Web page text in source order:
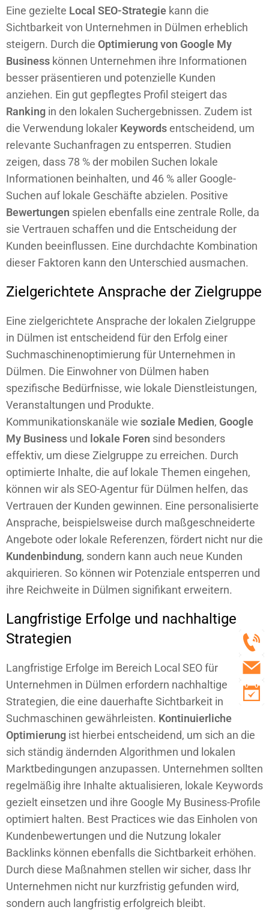
Eine gezielte Local SEO-Strategie kann die
Sichtbarkeit von Unternehmen in Dülmen erheblich
steigern. Durch die Optimierung von Google My
Business können Unternehmen ihre Informationen
besser präsentieren und potenzielle Kunden
anziehen. Ein gut gepflegtes Profil steigert das
Ranking in den lokalen Suchergebnissen. Zudem ist
die Verwendung lokaler Keywordsentscheidend, um
relevante Suchanfragen zu entsperren. Studien
zeigen, dass 78 % der mobilen Suchen lokale
Informationen beinhalten, und 46 % aller Google-
Suchen auf lokale Geschäfte abzielen. Positive
Bewertungen spielen ebenfalls eine zentrale Rolle, da
sie Vertrauen schaffen und die Entscheidung der
Kunden beeinflussen. Eine durchdachte Kombination
dieser Faktoren kann den Unterschied ausmachen.
Zielgerichtete Ansprache der Zielgruppe
Eine zielgerichtete Ansprache der lokalen Zielgruppe
in Dülmen ist entscheidend für den Erfolg einer
Suchmaschinenoptimierung für Unternehmen in
Dülmen. Die Einwohner von Dülmen haben
spezifische Bedürfnisse, wie lokale Dienstleistungen,
Veranstaltungen und Produkte.
Kommunikationskanäle wie soziale Medien, Google
My Business und lokale Foren sind besonders
effektiv, um diese Zielgruppe zu erreichen. Durch
optimierte Inhalte, die auf lokale Themen eingehen,
können wir als SEO-Agentur für Dülmen helfen, das
Vertrauen der Kunden gewinnen. Eine personalisierte
Ansprache, beispielsweise durch maßgeschneiderte
Angebote oder lokale Referenzen, fördert nicht nur die
Kundenbindung, sondern kann auch neue Kunden
akquirieren. So können wir Potenziale entsperren und
ihre Reichweite in Dülmen signifikant erweitern.
Langfristige Erfolge und nachhaltige
Strategien
Langfristige Erfolge im Bereich Local SEO für
Unternehmen in Dülmen erfordern nachhaltige
Strategien, die eine dauerhafte Sichtbarkeit in
Suchmaschinen gewährleisten. Kontinuierliche
Optimierung ist hierbei entscheidend, um sich an die
sich ständig ändernden Algorithmen und lokalen
Marktbedingungen anzupassen. Unternehmen sollten
regelmäßig ihre Inhalte aktualisieren, lokale Keywords
gezielt einsetzen und ihre Google My Business-Profile
optimiert halten. Best Practices wie das Einholen von
Kundenbewertungen und die Nutzung lokaler
Backlinks können ebenfalls die Sichtbarkeit erhöhen.
Durch diese Maßnahmen stellen wir sicher, dass Ihr
Unternehmen nicht nur kurzfristig gefunden wird,
sondern auch langfristig erfolgreich bleibt.